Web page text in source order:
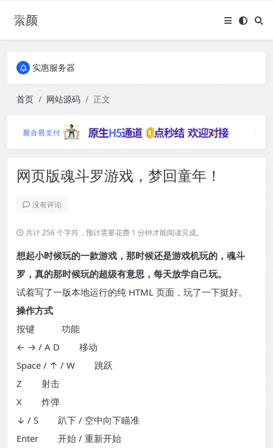
素颜
全国免费包邮流量卡
首页
网站源码 正文
网页版魂斗罗游戏，梦回童年！
没有评论
共计 256 个字符，预计需要花费 1 分钟才能阅读完成。
想起小时候玩的一款游戏，那时候还是游戏机玩的，魂斗
罗，真的那时候玩的超级有意思，每天放学自己玩。
试着写了一版本地运行的纯 HTML 页面，玩了一下挺好。
操作方式
按键 功能
← → / A D 移动
Space / ↑ / W 跳跃
Z 射击
X 炸弹
↓ / S 趴下 / 空中向下瞄准
Enter 开始 / 重新开始